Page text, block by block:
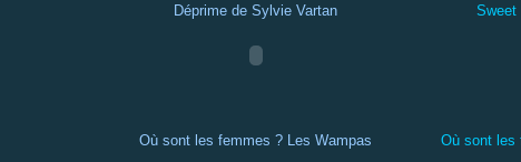
Déprime de Sylvie Vartan Sweet
Où sont les femmes ? Les Wampas Où sont les